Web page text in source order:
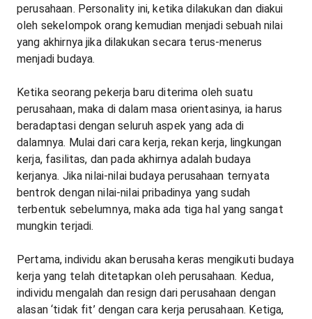
perusahaan. Personality ini, ketika dilakukan dan diakui
oleh sekelompok orang kemudian menjadi sebuah nilai
yang akhirnya jika dilakukan secara terus-menerus
menjadi budaya.
Ketika seorang pekerja baru diterima oleh suatu
perusahaan, maka di dalam masa orientasinya, ia harus
beradaptasi dengan seluruh aspek yang ada di
dalamnya. Mulai dari cara kerja, rekan kerja, lingkungan
kerja, fasilitas, dan pada akhirnya adalah budaya
kerjanya. Jika nilai-nilai budaya perusahaan ternyata
bentrok dengan nilai-nilai pribadinya yang sudah
terbentuk sebelumnya, maka ada tiga hal yang sangat
mungkin terjadi.
Pertama, individu akan berusaha keras mengikuti budaya
kerja yang telah ditetapkan oleh perusahaan. Kedua,
individu mengalah dan resign dari perusahaan dengan
alasan ‘tidak fit’ dengan cara kerja perusahaan. Ketiga,